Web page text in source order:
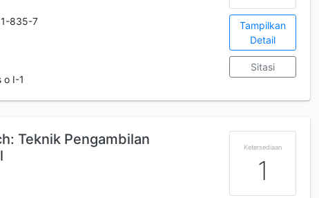
835-7
o I-1
Tampilkan
Detail
Sitasi
Teknik Pengambilan
Ketersediaan
1